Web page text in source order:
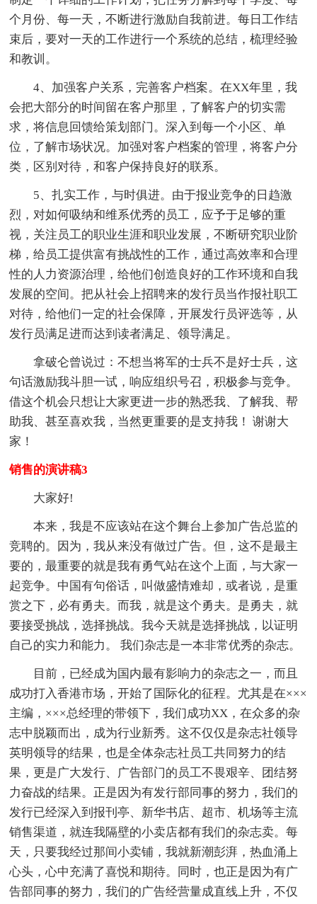
个月份、每一天，不断进行激励自我前进。每日工作结
束后，要对一天的工作进行一个系统的总结，梳理经验
和教训。
4、加强客户关系，完善客户档案。在XX年里，我
会把大部分的时间留在客户那里，了解客户的切实需
求，将信息回馈给策划部门。深入到每一个小区、单
位，了解市场状况。加强对客户档案的管理，将客户分
类，区别对待，和客户保持良好的联系。
5、扎实工作，与时俱进。由于报业竞争的日趋激
烈，对如何吸纳和维系优秀的员工，应予于足够的重
视，关注员工的职业生涯和职业发展，不断研究职业阶
梯，给员工提供富有挑战性的工作，通过高效率和合理
性的人力资源治理，给他们创造良好的工作环境和自我
发展的空间。把从社会上招聘来的发行员当作报社职工
对待，给他们一定的社会保障，开展发行员评选等，从
发行员满足进而达到读者满足、领导满足。
拿破仑曾说过：不想当将军的士兵不是好士兵，这
句话激励我斗胆一试，响应组织号召，积极参与竞争。
借这个机会只想让大家更进一步的熟悉我、了解我、帮
助我、甚至喜欢我，当然更重要的是支持我！ 谢谢大
家！
销售的演讲稿3
大家好!
本来，我是不应该站在这个舞台上参加广告总监的
竞聘的。因为，我从来没有做过广告。但，这不是最主
要的，最重要的就是我有勇气站在这个上面，与大家一
起竞争。中国有句俗话，叫做盛情难却，或者说，是重
赏之下，必有勇夫。而我，就是这个勇夫。是勇夫，就
要接受挑战，选择挑战。我今天就是选择挑战，以证明
自己的实力和能力。 我们杂志是一本非常优秀的杂志。
目前，已经成为国内最有影响力的杂志之一，而且
成功打入香港市场，开始了国际化的征程。尤其是在×××
主编，×××总经理的带领下，我们成功XX，在众多的杂
志中脱颖而出，成为行业新秀。这不仅仅是杂志社领导
英明领导的结果，也是全体杂志社员工共同努力的结
果，更是广大发行、广告部门的员工不畏艰辛、团结努
力奋战的结果。正是因为有发行部同事的努力，我们的
发行已经深入到报刊亭、新华书店、超市、机场等主流
销售渠道，就连我隔壁的小卖店都有我们的杂志卖。每
天，只要我经过那间小卖铺，我就新潮彭湃，热血涌上
心头，心中充满了喜悦和期待。同时，也正是因为有广
告部同事的努力，我们的广告经营量成直线上升，不仅